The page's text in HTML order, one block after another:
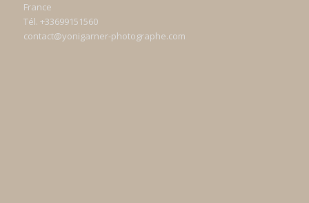
France
Tél. +33699151560
contact@yonigarner-photographe.com